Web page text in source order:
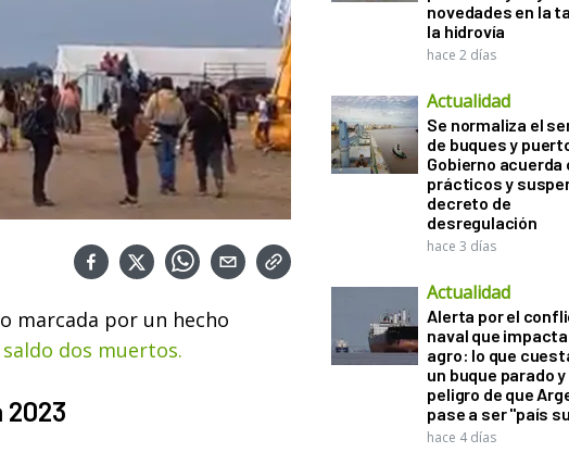
marcada por un hecho
dos muertos.
2023
novedades en la
la hidrovía
hace 2 días
Actualidad
Se normaliza el
de buques y
Gobierno acuerda
prácticos y
decreto de
desregulación
hace 3 días
Actualidad
Alerta por el
naval que
agro: lo que
un buque parado y
peligro de que
pase a ser "país
hace 4 días